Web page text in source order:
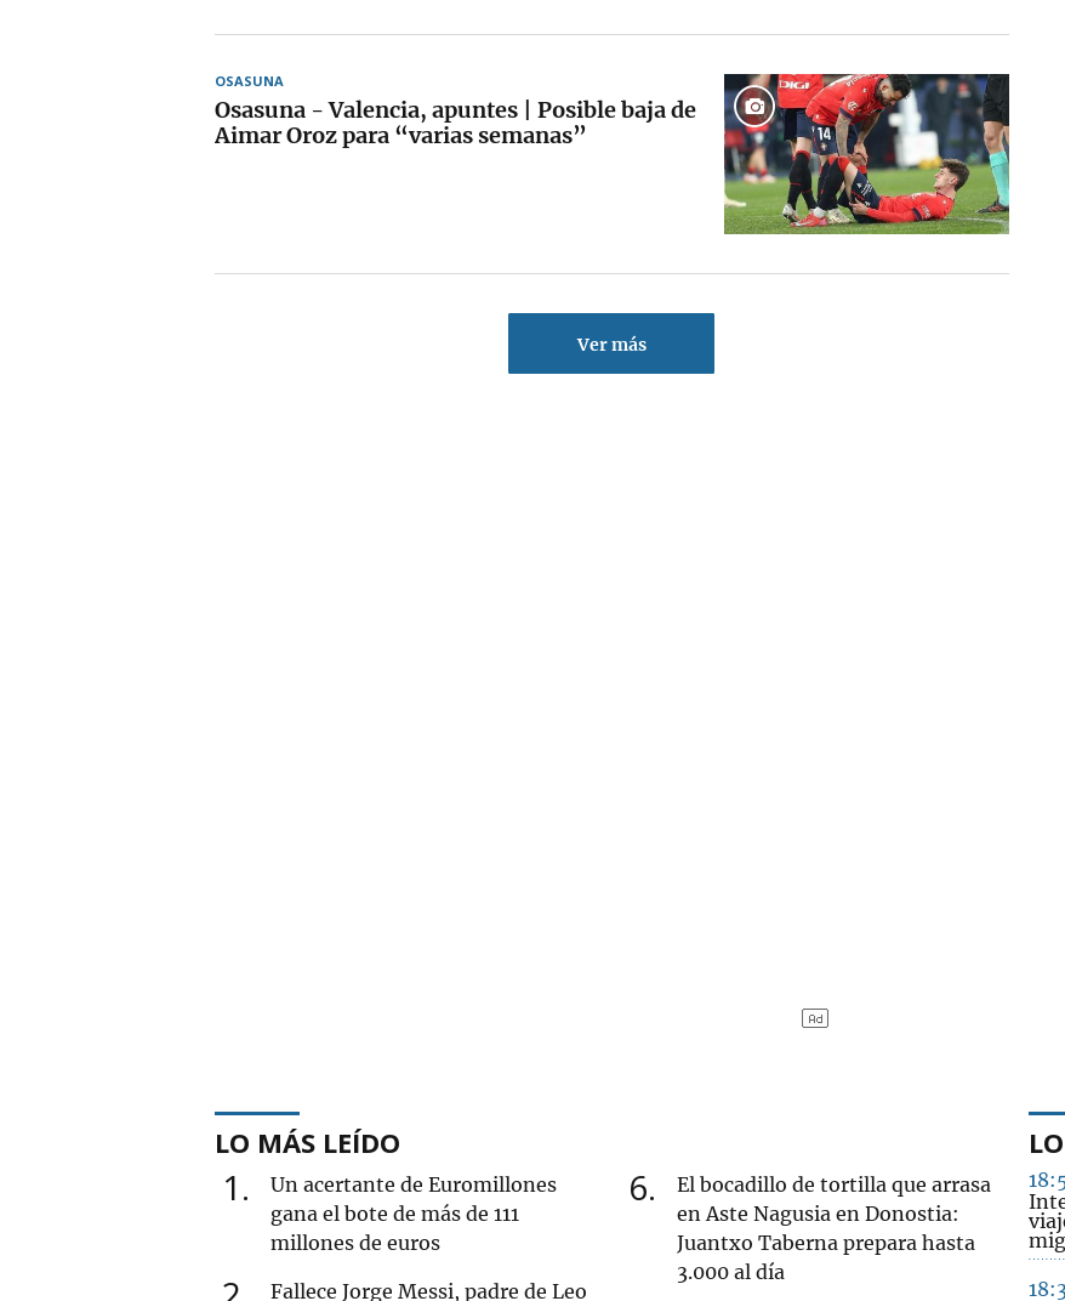
OSASUNA
Osasuna - Valencia, apuntes | Posible baja de
Aimar Oroz para “varias semanas”
Ver más
LO MÁS LEÍDO
1
Un acertante de Euromillones
gana el bote de más de 111
millones de euros
Fallece Jorge Messi, padre de Leo
6
El bocadillo de tortilla que arrasa
en Aste Nagusia en Donostia:
Juantxo Taberna prepara hasta
3.000 al día